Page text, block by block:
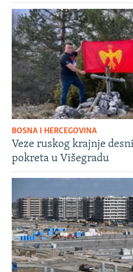
BOSNA I HERCEGOVINA
Veze ruskog krajnje
pokreta u Višegradu